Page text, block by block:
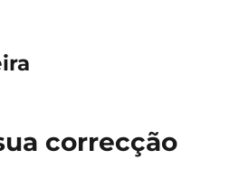
correcção